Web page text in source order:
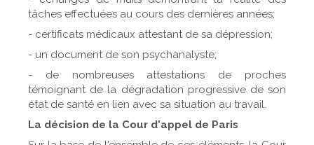
tâches effectuées au cours des dernières années;
- certificats médicaux attestant de sa dépression;
- un document de son psychanalyste;
- de nombreuses attestations de proches
témoignant de la dégradation progressive de son
état de santé en lien avec sa situation au travail.
La décision de la Cour d'appel de Paris